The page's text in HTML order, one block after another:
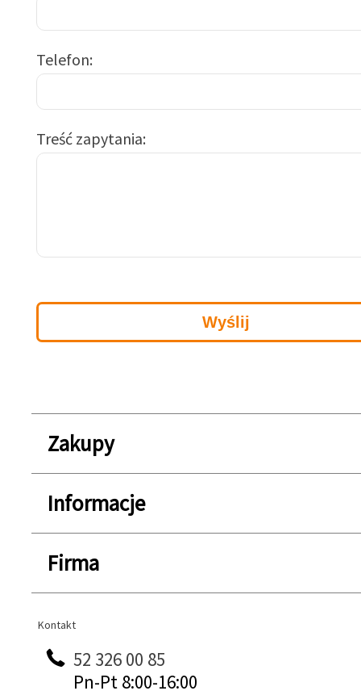
Telefon
Treść zapytania
Zakupy
Informacje
Firma
Kontakt
Kontakt
52 326 00 85
Pn-Pt 8:00-16:00